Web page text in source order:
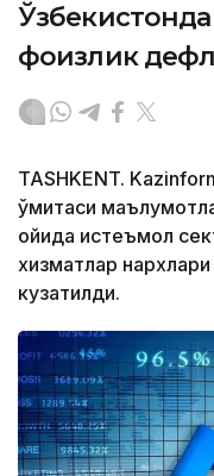
фоизлик
TASHKENT.
қўмитаси
ойида истеъмол
хизматлар
кузатилди.